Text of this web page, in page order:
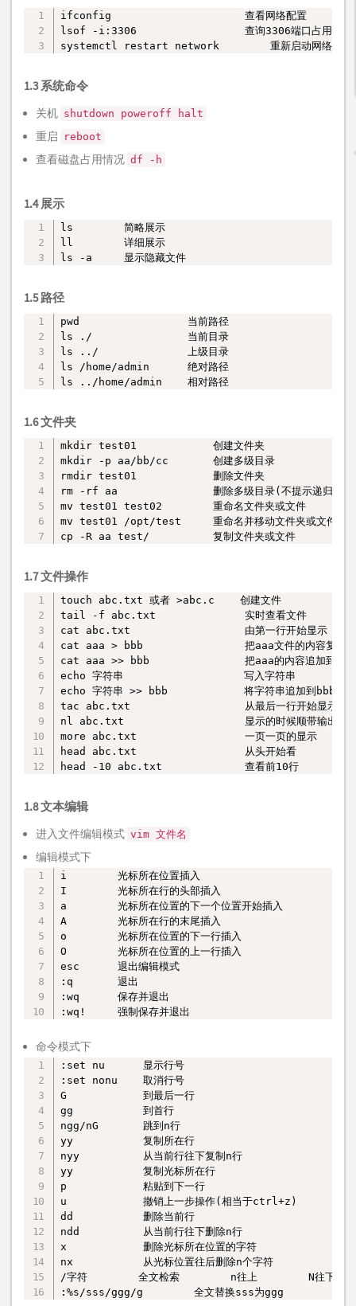
ifconfig                     查看网络配置
lsof -i:3306                 查询3306端口占用情况
systemctl restart network        重新启动网络服务
复制
1.3 系统命令
关机 shutdown poweroff halt
重启 reboot
查看磁盘占用情况 df -h
1.4 展示
ls        简略展示
ll        详细展示
ls -a     显示隐藏文件
1.5 路径
pwd                 当前路径
ls ./               当前目录
ls ../              上级目录
ls /home/admin      绝对路径
ls ../home/admin    相对路径
1.6 文件夹
mkdir test01            创建文件夹
mkdir -p aa/bb/cc       创建多级目录
rmdir test01            删除文件夹
rm -rf aa               删除多级目录(不提示递归强制
mv test01 test02        重命名文件夹或文件
mv test01 /opt/test     重命名并移动文件夹或文件
cp -R aa test/          复制文件夹或文件
1.7 文件操作
touch abc.txt 或者 >abc.c    创建文件
tail -f abc.txt              实时查看文件
cat abc.txt                  由第一行开始显示
cat aaa > bbb                把aaa文件的内容复制到
cat aaa >> bbb               把aaa的内容追加到bbb
echo 字符串                   写入字符串
echo 字符串 >> bbb            将字符串追加到bbb的末
tac abc.txt                  从最后一行开始显示
nl abc.txt                   显示的时候顺带输出行
more abc.txt                 一页一页的显示
head abc.txt                 从头开始看
head -10 abc.txt             查看前10行
1.8 文本编辑
进入文件编辑模式 vim 文件名
编辑模式下
i        光标所在位置插入
I        光标所在行的头部插入
a        光标所在位置的下一个位置开始插入
A        光标所在行的末尾插入
o        光标所在位置的下一行插入
O        光标所在位置的上一行插入
esc      退出编辑模式
:q       退出
:wq      保存并退出
:wq!     强制保存并退出
命令模式下
:set nu      显示行号
:set nonu    取消行号
G            到最后一行
gg           到首行
ngg/nG       跳到n行
yy           复制所在行
nyy          从当前行往下复制n行
yy           复制光标所在行
p            粘贴到下一行
u            撤销上一步操作(相当于ctrl+z)
dd           删除当前行
ndd          从当前行往下删除n行
x            删除光标所在位置的字符
nx           从光标位置往后删除n个字符
/字符        全文检索        n往上        N往下
:%s/sss/ggg/g        全文替换sss为ggg